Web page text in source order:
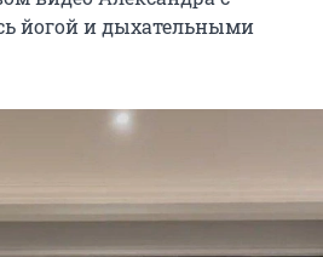
йогой и дыхательными